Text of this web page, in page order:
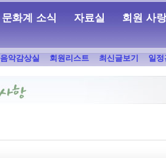
문화계 소식 자료실 회원 사
음악감상실 회원리스트 최신글보기 일정